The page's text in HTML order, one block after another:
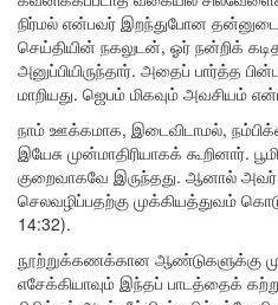
நிர்மல் என்பவர் இறந்துபோன
செய்தியின் நகலுடன், ஓர் நன்றிக்
அனுப்பியிருந்தார். அதைப் பார்த்த
மாறியது. ஜெபம் மிகவும் அவசியம்
நாம் ஊக்கமாக, இடைவிடாமல்,
இயேசு முன்மாதிரியாகக் கூறினார்.
குறைவாகவே இருந்தது. ஆனால் அவர்
செலவழிப்பதற்கு முக்கியத்துவம்
14:32).
நூற்றுக்கணக்கான ஆண்டுகளுக்கு
எசேக்கியாவும் இந்தப் பாடத்தைக்